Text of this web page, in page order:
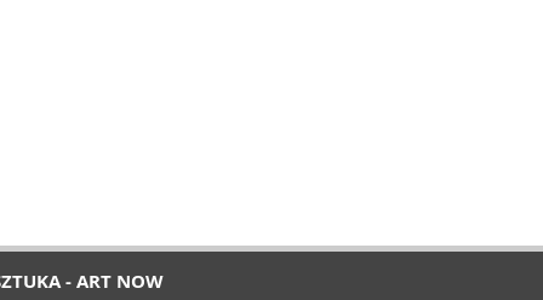
- ART NOW